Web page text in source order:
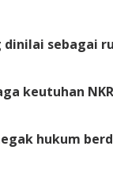
dinilai sebagai
keutuhan
hukum